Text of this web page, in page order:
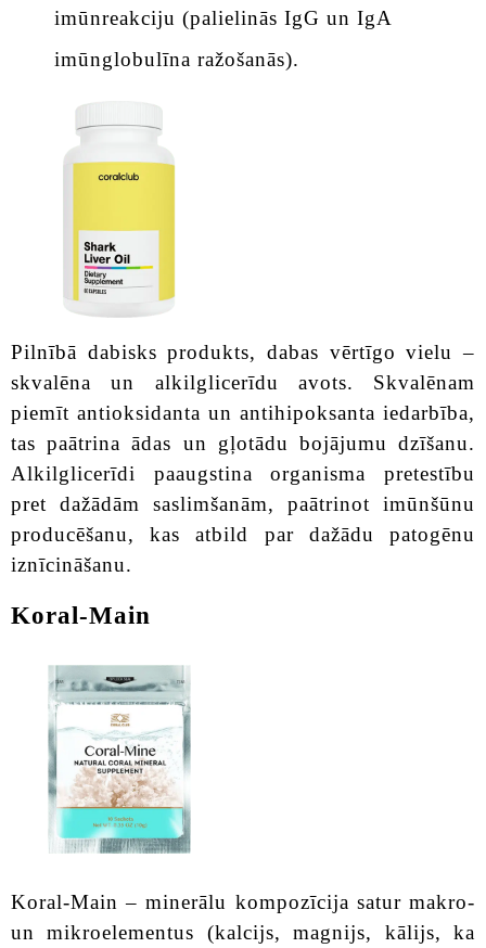
imūnreakciju (palielinās IgG un IgA
imūnglobulīna ražošanās).
Pilnībā dabisks produkts, dabas vērtīgo vielu –
skvalēna un alkilglicerīdu avots. Skvalēnam
piemīt antioksidanta un antihipoksanta iedarbība,
tas paātrina ādas un gļotādu bojājumu dzīšanu.
Alkilglicerīdi paaugstina organisma pretestību
pret dažādām saslimšanām, paātrinot imūnšūnu
producēšanu, kas atbild par dažādu patogēnu
iznīcināšanu.
Koral-Main
Koral-Main – minerālu kompozīcija satur makro-
un mikroelementus (kalcijs, magnijs, kālijs, ka